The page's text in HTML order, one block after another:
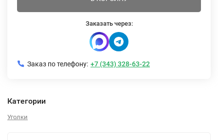
Заказать через:
Заказ по телефону: +7 (343) 328-63-22
Категории
Уголки